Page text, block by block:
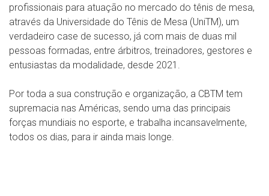
profissionais para atuação no mercado do tênis de mesa,
através da Universidade do Tênis de Mesa (UniTM), um
verdadeiro case de sucesso, já com mais de duas mil
pessoas formadas, entre árbitros, treinadores, gestores e
entusiastas da modalidade, desde 2021.
Por toda a sua construção e organização, a CBTM tem
supremacia nas Américas, sendo uma das principais
forças mundiais no esporte, e trabalha incansavelmente,
todos os dias, para ir ainda mais longe.